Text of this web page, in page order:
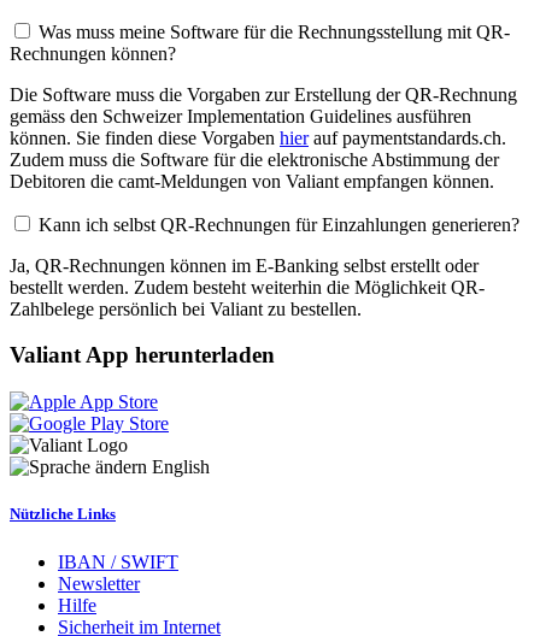
Was muss meine Software für die Rechnungsstellung mit QR-
Rechnungen können?
Die Software muss die Vorgaben zur Erstellung der QR-Rechnung
gemäss den Schweizer Implementation Guidelines ausführen
können. Sie finden diese Vorgaben hierauf paymentstandards.ch.
Zudem muss die Software für die elektronische Abstimmung der
Debitoren die camt-Meldungen von Valiant empfangen können.
Kann ich selbst QR-Rechnungen für Einzahlungen generieren?
Ja, QR-Rechnungen können im E-Banking selbst erstellt oder
bestellt werden. Zudem besteht weiterhin die Möglichkeit QR-
Zahlbelege persönlich bei Valiant zu bestellen.
Valiant App herunterladen
English
Nützliche Links
IBAN / SWIFT
Newsletter
Hilfe
Sicherheit im Internet